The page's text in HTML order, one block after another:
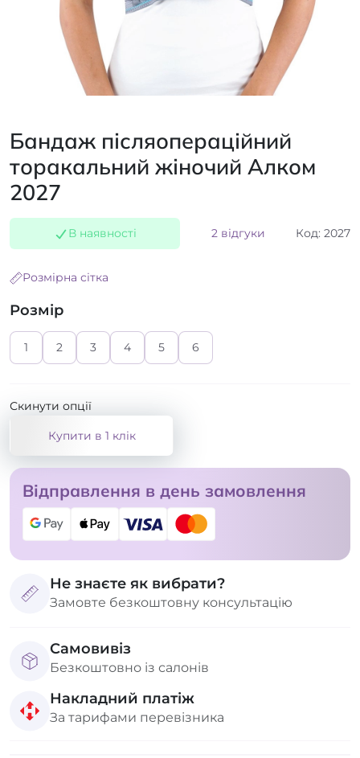
Бандаж післяопераційний
торакальний жіночий Алком
2027
В наявності 2 відгуки Код: 2027
Розмірна сітка
Розмір
1 2 3 4 5 6
Скинути опції
Купити в 1 клік
Відправлення в день замовлення
Не знаєте як вибрати?
Замовте безкоштовну консультацію
Самовивіз
Безкоштовно із салонів
Накладний платіж
За тарифами перевізника